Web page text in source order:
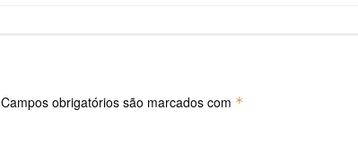
Campos obrigatórios são marcados com *